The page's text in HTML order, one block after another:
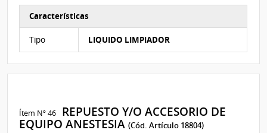
Características
Tipo LIQUIDO LIMPIADOR
Ítem Nº 46
REPUESTO Y/O ACCESORIO DE
EQUIPO ANESTESIA(Cód. Artículo 18804)